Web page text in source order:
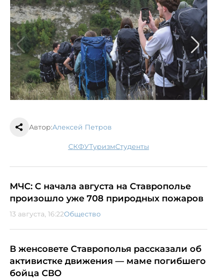
Автор:Алексей Петров
СКФУ туризм студенты
МЧС: С начала августа на Ставрополье
произошло уже 708 природных пожаров
13 августа, 16:22Общество
В женсовете Ставрополья рассказали об
активистке движения — маме погибшего
бойца СВО